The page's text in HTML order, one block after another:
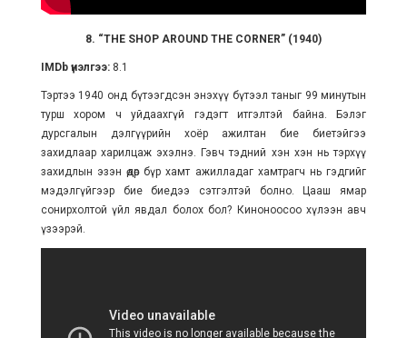
8. “THE SHOP AROUND THE CORNER” (1940)
IMDb үнэлгээ:8.1
Тэртээ 1940 онд бүтээгдсэн энэхүү бүтээл таныг 99 минутын
турш хором ч уйдаахгүй гэдэгт итгэлтэй байна. Бэлэг
дурсгалын дэлгүүрийн хоёр ажилтан бие биетэйгээ
захидлаар харилцаж эхэлнэ. Гэвч тэдний хэн хэн нь тэрхүү
захидлын эзэн өдөр бүр хамт ажилладаг хамтрагч нь гэдгийг
мэдэлгүйгээр бие биедээ сэтгэлтэй болно. Цааш ямар
сонирхолтой үйл явдал болох бол? Киноноосоо хүлээн авч
үзээрэй.